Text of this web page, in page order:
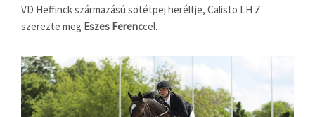
VD Heffinck származású sötétpej heréltje, Calisto LH Z
szerezte meg Eszes Ferenccel.